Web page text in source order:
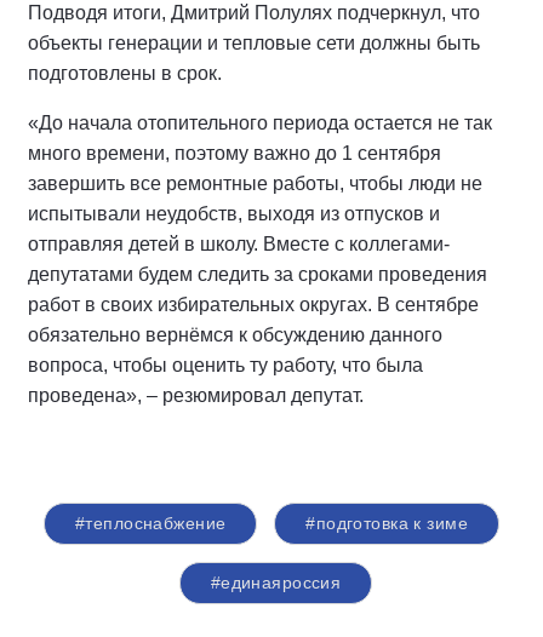
Подводя итоги, Дмитрий Полулях подчеркнул, что
объекты генерации и тепловые сети должны быть
подготовлены в срок.
«До начала отопительного периода остается не так
много времени, поэтому важно до 1 сентября
завершить все ремонтные работы, чтобы люди не
испытывали неудобств, выходя из отпусков и
отправляя детей в школу. Вместе с коллегами-
депутатами будем следить за сроками проведения
работ в своих избирательных округах. В сентябре
обязательно вернёмся к обсуждению данного
вопроса, чтобы оценить ту работу, что была
проведена», – резюмировал депутат.
#теплоснабжение #подготовка к зиме
#единаяроссия